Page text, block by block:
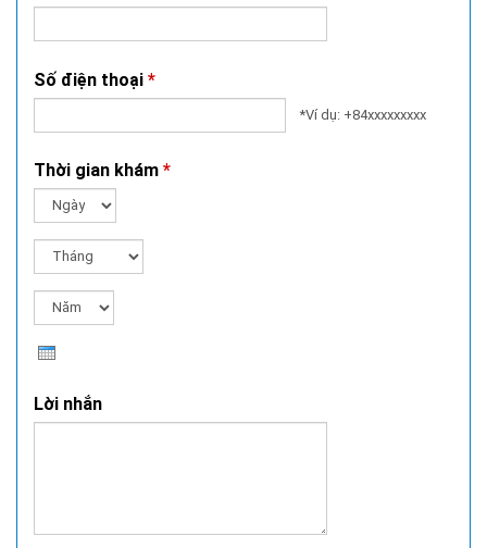
Số điện thoại *
*Ví dụ: +84xxxxxxxxx
Thời gian khám *
Ngày
Tháng
Năm
Lời nhắn